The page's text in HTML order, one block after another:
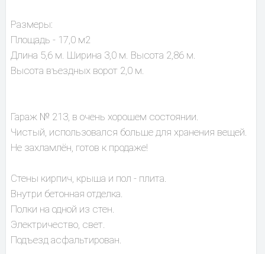
Размеры:
Площадь - 17,0 м2
Длина 5,6 м. Ширина 3,0 м. Высота 2,86 м.
Высота въездных ворот 2,0 м.
Гараж № 213, в очень хорошем состоянии.
Чистый, использовался больше для хранения вещей.
Не захламлён, готов к продаже!
Стены кирпич, крыша и пол - плита.
Внутри бетонная отделка.
Полки на одной из стен.
Электричество, свет.
Подъезд асфальтирован.